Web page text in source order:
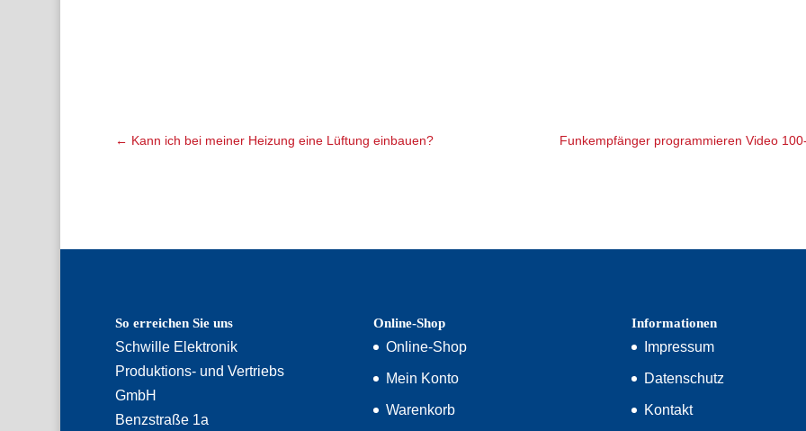
← Kann ich bei meiner Heizung eine Lüftung einbauen? Funkempfänger programmieren Video
So erreichen Sie uns
Schwille Elektronik
Produktions- und Vertriebs
GmbH
Benzstraße 1a
Online-Shop
Online-Shop
Mein Konto
Warenkorb
Informationen
Impressum
Datenschutz
Kontakt